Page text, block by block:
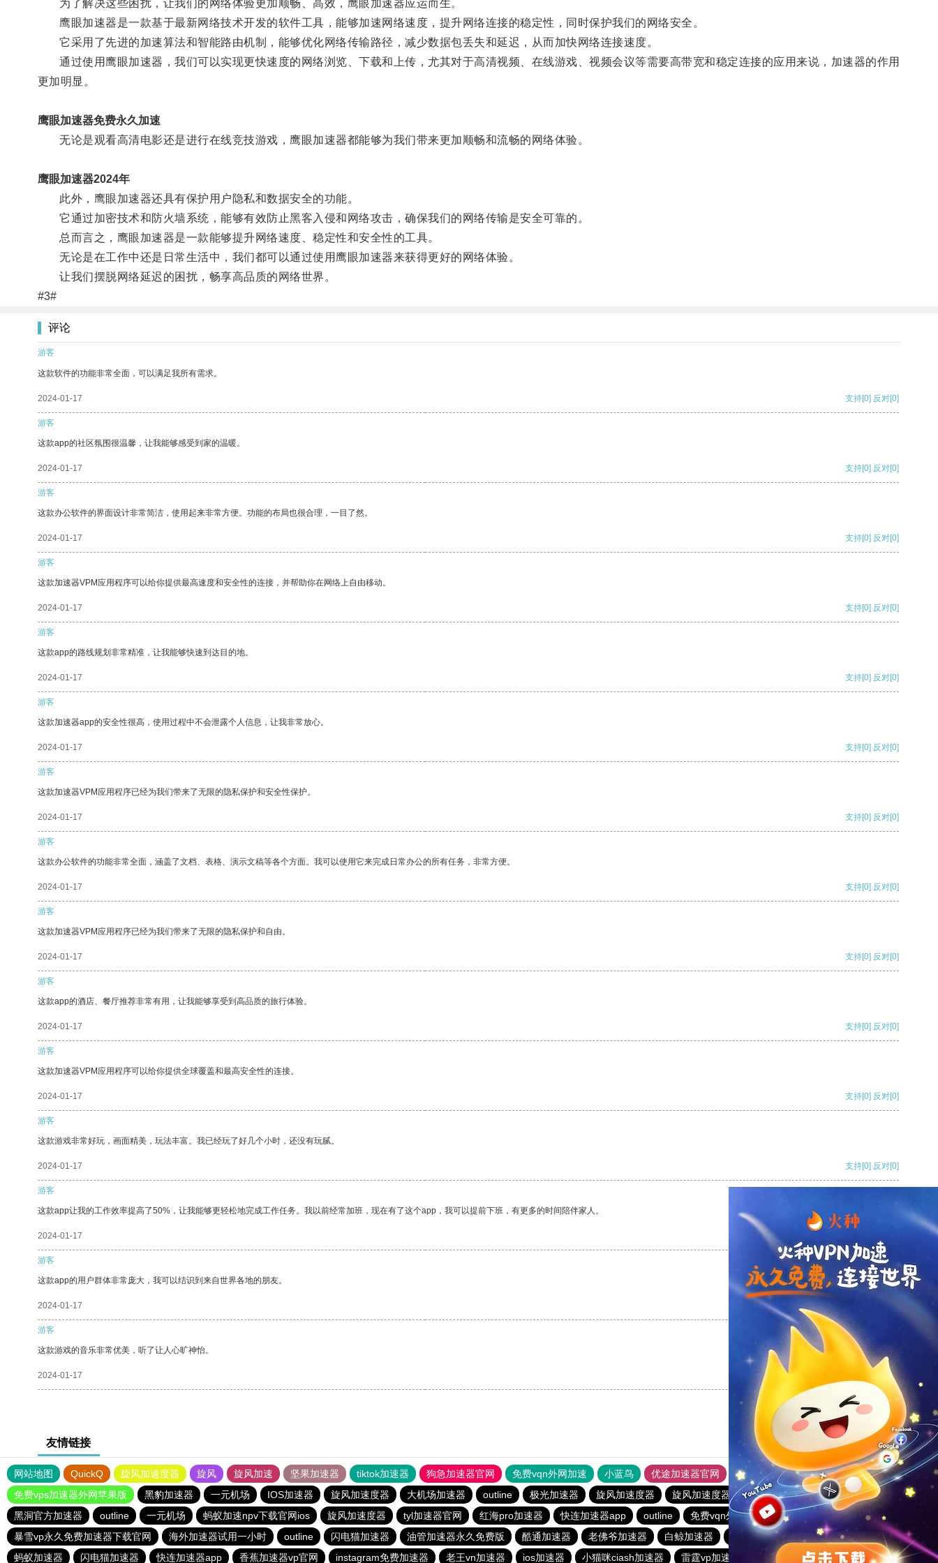
为了解决这些困扰，让我们的网络体验更加顺畅、高效，鹰眼加速器应运而生。
鹰眼加速器是一款基于最新网络技术开发的软件工具，能够加速网络速度，提升网络连接的稳定性，同时保护我们的网络安全。
它采用了先进的加速算法和智能路由机制，能够优化网络传输路径，减少数据包丢失和延迟，从而加快网络连接速度。
通过使用鹰眼加速器，我们可以实现更快速度的网络浏览、下载和上传，尤其对于高清视频、在线游戏、视频会议等需要高带宽和稳定连接的应用来说，加速器的作用
更加明显。
鹰眼加速器免费永久加速
无论是观看高清电影还是进行在线竞技游戏，鹰眼加速器都能够为我们带来更加顺畅和流畅的网络体验。
鹰眼加速器2024年
此外，鹰眼加速器还具有保护用户隐私和数据安全的功能。
它通过加密技术和防火墙系统，能够有效防止黑客入侵和网络攻击，确保我们的网络传输是安全可靠的。
总而言之，鹰眼加速器是一款能够提升网络速度、稳定性和安全性的工具。
无论是在工作中还是日常生活中，我们都可以通过使用鹰眼加速器来获得更好的网络体验。
让我们摆脱网络延迟的困扰，畅享高品质的网络世界。
#3#
评论
游客
这款软件的功能非常全面，可以满足我所有需求。
2024-01-17 支持[0] 反对[0]
游客
这款app的社区氛围很温馨，让我能够感受到家的温暖。
2024-01-17 支持[0] 反对[0]
游客
这款办公软件的界面设计非常简洁，使用起来非常方便。功能的布局也很合理，一目了然。
2024-01-17 支持[0] 反对[0]
游客
这款加速器VPM应用程序可以给你提供最高速度和安全性的连接，并帮助你在网络上自由移动。
2024-01-17 支持[0] 反对[0]
游客
这款app的路线规划非常精准，让我能够快速到达目的地。
2024-01-17 支持[0] 反对[0]
游客
这款加速器app的安全性很高，使用过程中不会泄露个人信息，让我非常放心。
2024-01-17 支持[0] 反对[0]
游客
这款加速器VPM应用程序已经为我们带来了无限的隐私保护和安全性保护。
2024-01-17 支持[0] 反对[0]
游客
这款办公软件的功能非常全面，涵盖了文档、表格、演示文稿等各个方面。我可以使用它来完成日常办公的所有任务，非常方便。
2024-01-17 支持[0] 反对[0]
游客
这款加速器VPM应用程序已经为我们带来了无限的隐私保护和自由。
2024-01-17 支持[0] 反对[0]
游客
这款app的酒店、餐厅推荐非常有用，让我能够享受到高品质的旅行体验。
2024-01-17 支持[0] 反对[0]
游客
这款加速器VPM应用程序可以给你提供全球覆盖和最高安全性的连接。
2024-01-17 支持[0] 反对[0]
游客
这款游戏非常好玩，画面精美，玩法丰富。我已经玩了好几个小时，还没有玩腻。
2024-01-17 支持[0] 反对[0]
游客
这款app让我的工作效率提高了50%，让我能够更轻松地完成工作任务。我以前经常加班，现在有了这个app，我可以提前下班，有更多的时间陪伴家人。
2024-01-17
游客
这款app的用户群体非常庞大，我可以结识到来自世界各地的朋友。
2024-01-17 反对
游客
这款游戏的音乐非常优美，听了让人心旷神怡。
2024-01-17 反对[0]
友情链接
网站地图 QuickQ 旋风加速度器 旋风 旋风加速 坚果加速器 tiktok加速器 狗急加速器官网 免费vqn外网加速 小蓝鸟 优途加速器官网 风驰加速器 旋风加速器
八戒看书
免费vps加速器外网苹果版
黑豹加速器 一元机场 IOS加速器 旋风加速度器 大机场加速器 outline 极光加速器 旋风加速度器 旋风加速度器 极风加速器
ios加速器
黑洞官方加速器
outline 一元机场 蚂蚁加速npv下载官网ios 旋风加速度器 tyl加速器官网 红海pro加速器 快连加速器app outline 免费vqn外网 飞狗加速器
快连加速器app
暴雪vp永久免费加速器下载官网
海外加速器试用一小时 outline 闪电猫加速器 油管加速器永久免费版 酷通加速器 老佛爷加速器 白鲸加速器 老王vqn加速
免费VP加速器
蚂蚁加速器
闪电猫加速器 快连加速器app 香蕉加速器vp官网 instagram免费加速器 老王vn加速器 ios加速器 小猫咪ciash加速器 雷霆vp加速器官网